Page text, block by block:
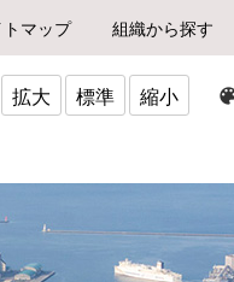
マップ 組織から探す
拡大 標準 縮小